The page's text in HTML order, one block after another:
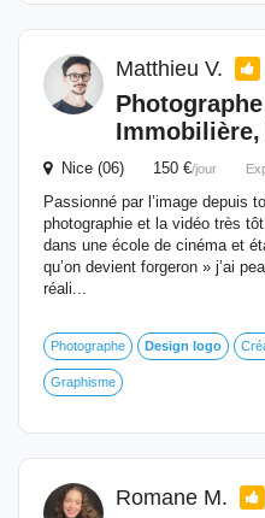
Matthieu V.
Nice (06) 150 €/jour
Passionné par l’image depuis
photographie et la vidéo très
dans une école de cinéma et
qu’on devient forgeron » j’ai
réali...
Photographe Design logo
Graphisme
Romane M.